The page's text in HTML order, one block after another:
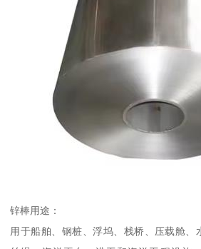
锌棒用途：
用于船舶、钢桩、浮坞、栈桥、压载舱、